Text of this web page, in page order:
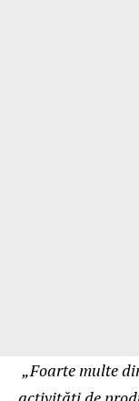
„Foarte multe